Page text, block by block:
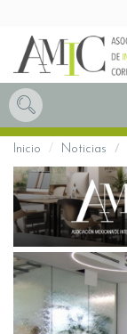
Inicio Noticias